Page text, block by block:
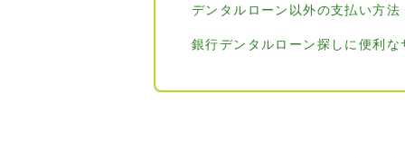
デンタルローン以外の支払い方法
銀行デンタルローン探しに便利な